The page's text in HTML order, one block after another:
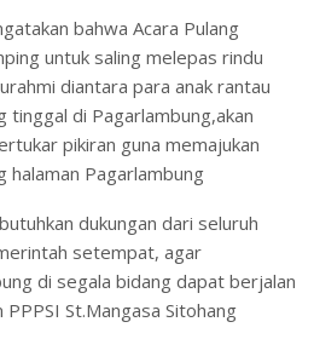
bahwa Acara Pulang
untuk saling melepas rindu
diantara para anak rantau
tinggal di Pagarlambung,akan
pikiran guna memajukan
halaman Pagarlambung
dukungan dari seluruh
setempat, agar
di segala bidang dapat berjalan
St.Mangasa Sitohang